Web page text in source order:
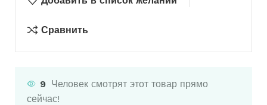
Сравнить
9 Человек смотрят этот товар прямо
сейчас!